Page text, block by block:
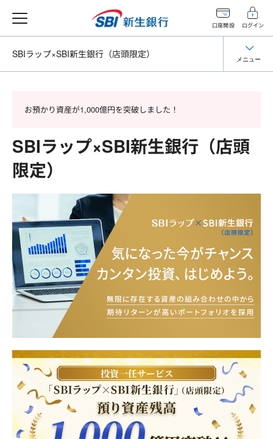
口座開設 ログイン
お預かり資産が1,000億円を突破しました！
SBIラップ×SBI新生銀行（店頭
限定）
SBIラップ×SBI新生銀行 （店頭限定） メニュー